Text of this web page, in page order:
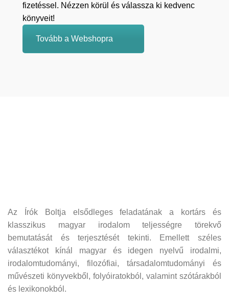
fizetéssel. Nézzen körül és válassza ki kedvenc
könyveit!
Tovább a Webshopra
Az Írók Boltja elsődleges feladatának a kortárs és
klasszikus magyar irodalom teljességre törekvő
bemutatását és terjesztését tekinti. Emellett széles
választékot kínál magyar és idegen nyelvű irodalmi,
irodalomtudományi, filozófiai, társadalomtudományi és
művészeti könyvekből, folyóiratokból, valamint szótárakból
és lexikonokból.